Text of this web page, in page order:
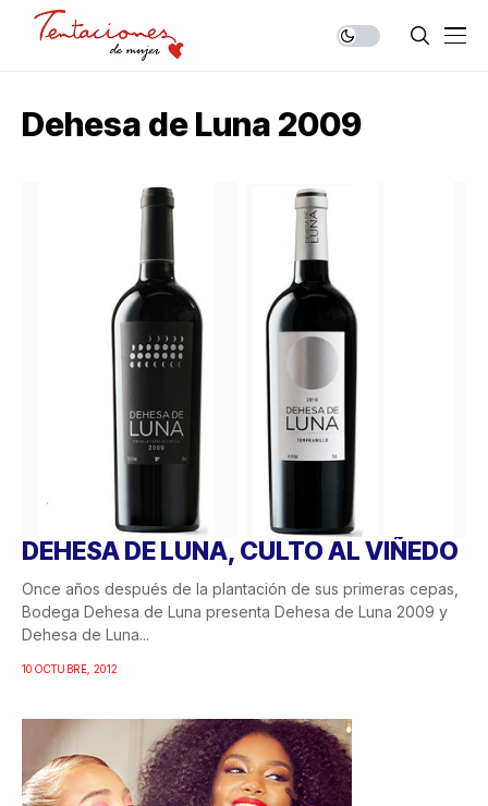
Dehesa de Luna 2009
DEHESA DE LUNA, CULTO AL VIÑEDO
Once años después de la plantación de sus primeras cepas,
Bodega Dehesa de Luna presenta Dehesa de Luna 2009 y
Dehesa de Luna...
10 OCTUBRE, 2012